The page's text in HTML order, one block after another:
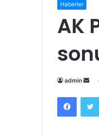
Haberler
AK
admin
Bir